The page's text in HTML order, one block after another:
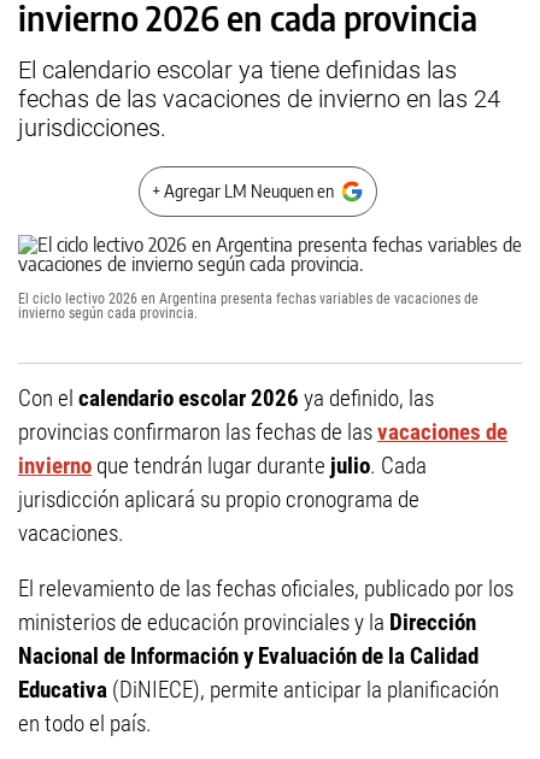
invierno 2026 en cada provincia
El calendario escolar ya tiene definidas las
fechas de las vacaciones de invierno en las 24
jurisdicciones.
+ Agregar LM Neuquen en
El ciclo lectivo 2026 en Argentina presenta fechas variables de vacaciones de
invierno según cada provincia.
Con el calendario escolar 2026 ya definido, las
provincias confirmaron las fechas de lasvacaciones de
invierno que tendrán lugar durante julio. Cada
jurisdicción aplicará su propio cronograma de
vacaciones.
El relevamiento de las fechas oficiales, publicado por los
ministerios de educación provinciales y la Dirección
Nacional de Información y Evaluación de la Calidad
Educativa (DiNIECE), permite anticipar la planificación
en todo el país.